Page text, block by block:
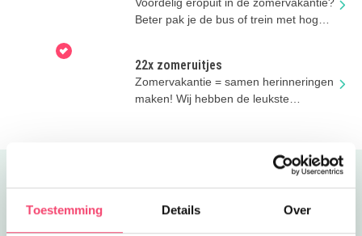
Toestemming Details Over
Beter pak je de bus of trein met hoge
22x zomeruitjes
Zomervakantie = samen herinneringen
maken! Wij hebben de leukste
Uitgelicht